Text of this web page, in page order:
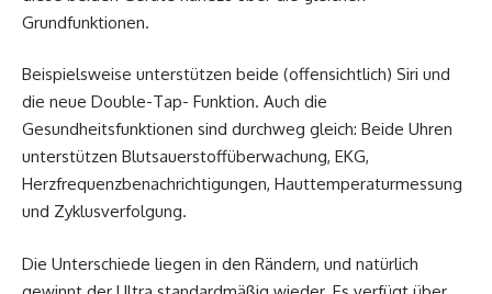
Grundfunktionen.
Beispielsweise unterstützen beide (offensichtlich) Siri und
die neue Double-Tap- Funktion. Auch die
Gesundheitsfunktionen sind durchweg gleich: Beide Uhren
unterstützen Blutsauerstoffüberwachung, EKG,
Herzfrequenzbenachrichtigungen, Hauttemperaturmessung
und Zyklusverfolgung.
Die Unterschiede liegen in den Rändern, und natürlich